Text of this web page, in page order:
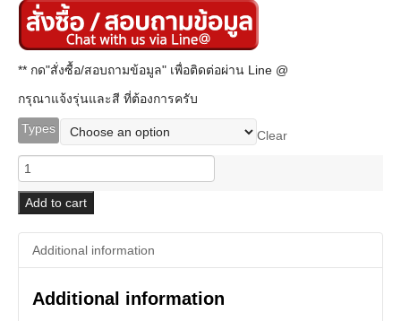
** กด"สั่งซื้อ/สอบถามข้อมูล" เพื่อติดต่อผ่าน Line @
กรุณาแจ้งรุ่นและสี ที่ต้องการครับ
Types
Clear
Fender
Brass
Slides
quantity
Add to cart
Additional information
Additional information